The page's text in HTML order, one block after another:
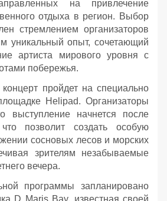
на привлечение
отдыха в регион. Выбор
стремлением организаторов
уникальный опыт, сочетающий
артиста мирового уровня с
побережья.
пройдет на специально
Helipad. Организаторы
выступление начнется после
позволит создать особую
сосновых лесов и морских
зрителям незабываемые
вечера.
программы запланировано
D Maris Bay, известная своей